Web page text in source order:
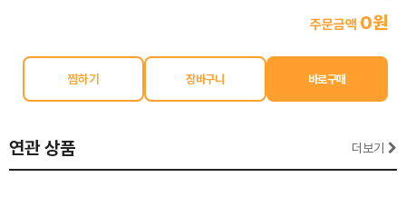
주문금액 0원
찜하기
연관 상품 더보기